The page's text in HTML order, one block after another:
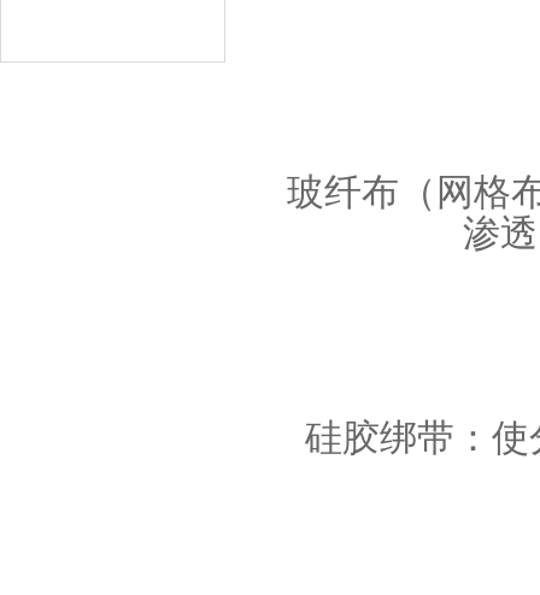
玻纤布（网格
渗
硅胶绑带：